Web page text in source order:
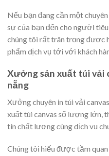
Nếu bạn đang cần một
sự của bạn đến cho người
chúng tôi rất trân trọng được
phẩm dịch vụ tới với khách
Xưởng sản xuất túi vải
nẵng
Xưởng chuyên in túi vải
xuất túi canvas số lượng lớn,
tín chất lượng cùng dịch vụ
Chúng tôi hiếu được tầm